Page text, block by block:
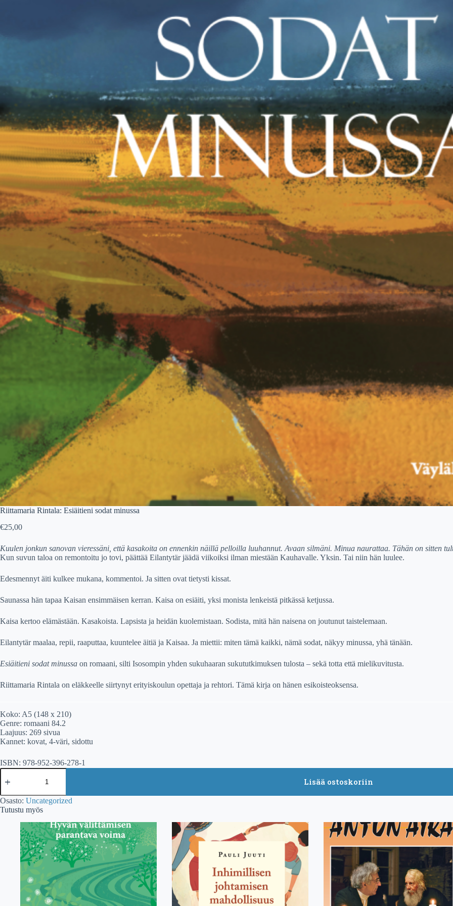
Riittamaria Rintala: Esiäitieni sodat minussa
€25,00
Kuulen jonkun sanovan vieressäni, että kasakoita on ennenkin näillä pelloilla luuhannut. Avaan silmäni. Minua naurattaa. Tähän on sitten
Kun suvun taloa on remontoitu jo tovi, päättää Eilantytär jäädä viikoiksi ilman miestään Kauhavalle. Yksin. Tai niin hän luulee.
Edesmennyt äiti kulkee mukana, kommentoi. Ja sitten ovat tietysti kissat.
Saunassa hän tapaa Kaisan ensimmäisen kerran. Kaisa on esiäiti, yksi monista lenkeistä pitkässä ketjussa.
Kaisa kertoo elämästään. Kasakoista. Lapsista ja heidän kuolemistaan. Sodista, mitä hän naisena on joutunut taistelemaan.
Eilantytär maalaa, repii, raaputtaa, kuuntelee äitiä ja Kaisaa. Ja miettii: miten tämä kaikki, nämä sodat, näkyy minussa, yhä tänään.
Esiäitieni sodat minussa on romaani, silti Isosompin yhden sukuhaaran sukututkimuksen tulosta – sekä totta että mielikuvitusta.
Riittamaria Rintala on eläkkeelle siirtynyt erityiskoulun opettaja ja rehtori. Tämä kirja on hänen esikoisteoksensa.
Koko: A5 (148 x 210)
Genre: romaani 84.2
Laajuus: 269 sivua
Kannet: kovat, 4-väri, sidottu
ISBN: 978-952-396-278-1
Riittamaria
Rintala:
sodat
minussa
määrä
Lisää ostoskoriin
Osasto: Uncategorized
Tutustu myös